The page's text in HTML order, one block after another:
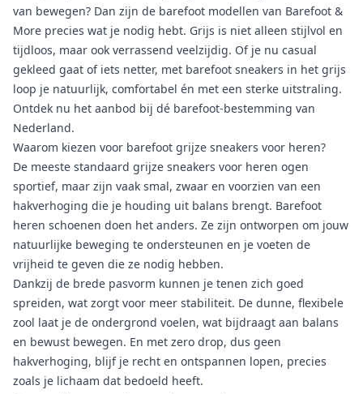
van bewegen? Dan zijn de barefoot modellen van Barefoot &
More precies wat je nodig hebt. Grijs is niet alleen stijlvol en
tijdloos, maar ook verrassend veelzijdig. Of je nu casual
gekleed gaat of iets netter, met barefoot sneakers in het grijs
loop je natuurlijk, comfortabel én met een sterke uitstraling.
Ontdek nu het aanbod bij dé barefoot-bestemming van
Nederland.
Waarom kiezen voor barefoot grijze sneakers voor heren?
De meeste standaard grijze sneakers voor heren ogen
sportief, maar zijn vaak smal, zwaar en voorzien van een
hakverhoging die je houding uit balans brengt. Barefoot
heren schoenen doen het anders. Ze zijn ontworpen om jouw
natuurlijke beweging te ondersteunen en je voeten de
vrijheid te geven die ze nodig hebben.
Dankzij de brede pasvorm kunnen je tenen zich goed
spreiden, wat zorgt voor meer stabiliteit. De dunne, flexibele
zool laat je de ondergrond voelen, wat bijdraagt aan balans
en bewust bewegen. En met zero drop, dus geen
hakverhoging, blijf je recht en ontspannen lopen, precies
zoals je lichaam dat bedoeld heeft.